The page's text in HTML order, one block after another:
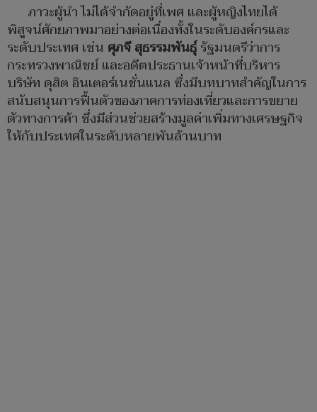
ภาวะผู้นำ ไม่ได้จำกัดอยู่ที่เพศ และผู้หญิงไทยได้
พิสูจน์ศักยภาพมาอย่างต่อเนื่องทั้งในระดับองค์กรและ
ระดับประเทศ เช่น ศุภจี สุธรรมพันธุ์รัฐมนตรีว่าการ
กระทรวงพาณิชย์ และอดีตประธานเจ้าหน้าที่บริหาร
บริษัท ดุสิต อินเตอร์เนชั่นแนล ซึ่งมีบทบาทสำคัญในการ
สนับสนุนการฟื้นตัวของภาคการท่องเที่ยวและการขยาย
ตัวทางการค้า ซึ่งมีส่วนช่วยสร้างมูลค่าเพิ่มทางเศรษฐกิจ
ให้กับประเทศในระดับหลายพันล้านบาท